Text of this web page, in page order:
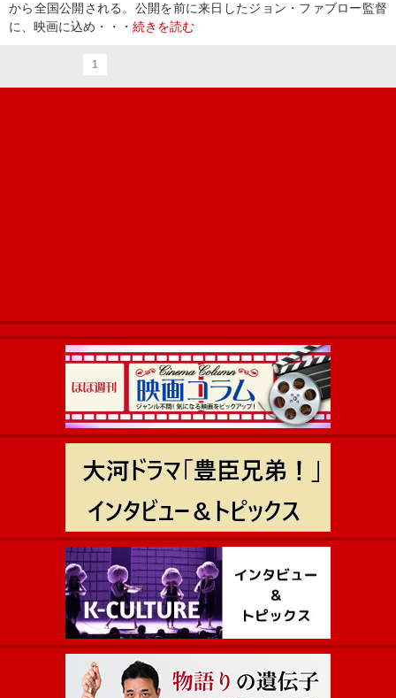
から全国公開される。公開を前に来日したジョン・ファブロー監督
に、映画に込め・・・ 続きを読む
1